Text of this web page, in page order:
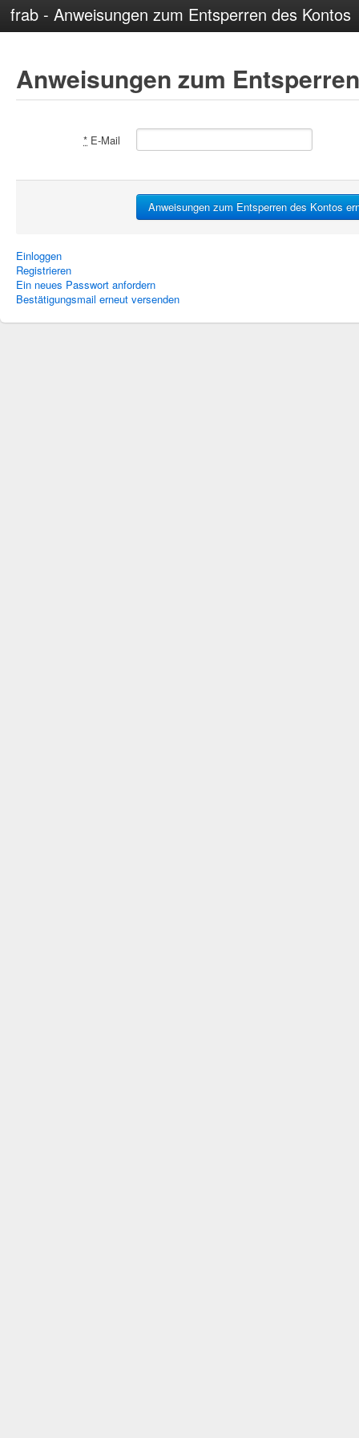
frab - Anweisungen zum Entsperren des Kontos
Anweisungen zum
* E-Mail
Einloggen
Registrieren
Ein neues Passwort anfordern
Bestätigungsmail erneut versenden